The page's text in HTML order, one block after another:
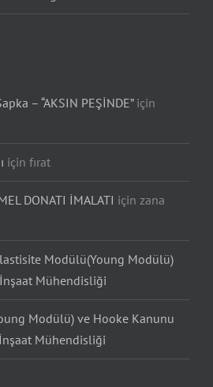
– “AKSIN PEŞİNDE”için
için fırat
DONATI İMALATI için zana
Modülü(Young Modülü)
Mühendisliği
Modülü) ve Hooke Kanunu
Mühendisliği